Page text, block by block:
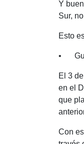
Y
Sur,
Esto
•
El 3
en el
que
Con